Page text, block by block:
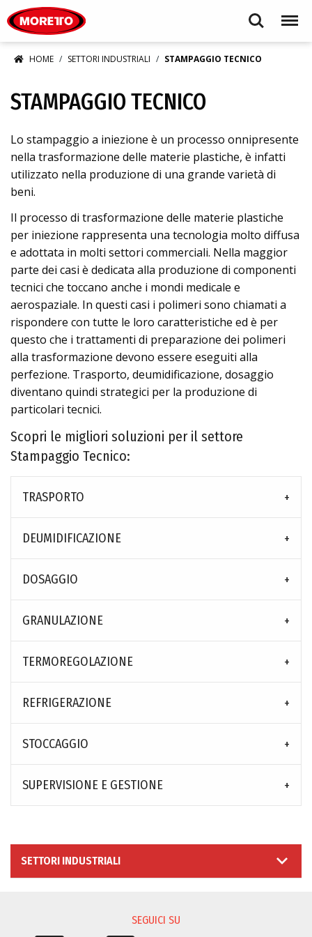
Search Menu
HOME SETTORI INDUSTRIALI STAMPAGGIO TECNICO
STAMPAGGIO TECNICO
Lo stampaggio a iniezione è un processo onnipresente
nella trasformazione delle materie plastiche, è infatti
utilizzato nella produzione di una grande varietà di
beni.
Il processo di trasformazione delle materie plastiche
per iniezione rappresenta una tecnologia molto diffusa
e adottata in molti settori commerciali. Nella maggior
parte dei casi è dedicata alla produzione di componenti
tecnici che toccano anche i mondi medicale e
aerospaziale. In questi casi i polimeri sono chiamati a
rispondere con tutte le loro caratteristiche ed è per
questo che i trattamenti di preparazione dei polimeri
alla trasformazione devono essere eseguiti alla
perfezione. Trasporto, deumidificazione, dosaggio
diventano quindi strategici per la produzione di
particolari tecnici.
Scopri le migliori soluzioni per il settore
Stampaggio Tecnico:
TRASPORTO
DEUMIDIFICAZIONE
DOSAGGIO
GRANULAZIONE
TERMOREGOLAZIONE
REFRIGERAZIONE
STOCCAGGIO
SUPERVISIONE E GESTIONE
SETTORI INDUSTRIALI
SEGUICI SU